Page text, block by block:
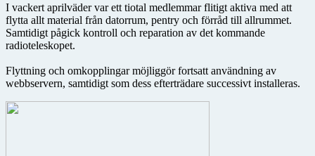
I vackert aprilväder var ett tiotal medlemmar flitigt aktiva med att
flytta allt material från datorrum, pentry och förråd till allrummet.
Samtidigt pågick kontroll och reparation av det kommande
radioteleskopet.
Flyttning och omkopplingar möjliggör fortsatt användning av
webbservern, samtidigt som dess efterträdare successivt installeras.